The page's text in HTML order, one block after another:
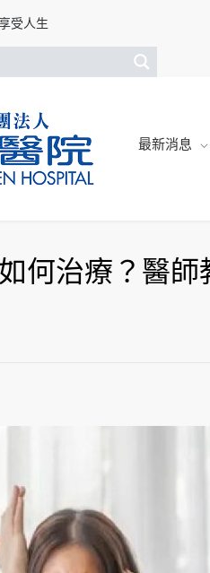
受人生
最新消息
何治療？醫